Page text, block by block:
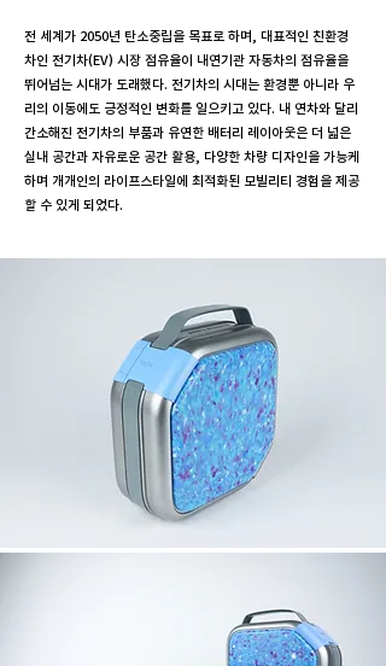
전 세계가 2050년 탄소중립을 목표로 하며, 대표적인 친환경
차인 전기차(EV) 시장 점유율이 내연기관 자동차의 점유율을
뛰어넘는 시대가 도래했다. 전기차의 시대는 환경뿐 아니라 우
리의 이동에도 긍정적인 변화를 일으키고 있다. 내 연차와 달리
간소해진 전기차의 부품과 유연한 배터리 레이아웃은 더 넓은
실내 공간과 자유로운 공간 활용, 다양한 차량 디자인을 가능케
하며 개개인의 라이프스타일에 최적화된 모빌리티 경험을 제공
할 수 있게 되었다.